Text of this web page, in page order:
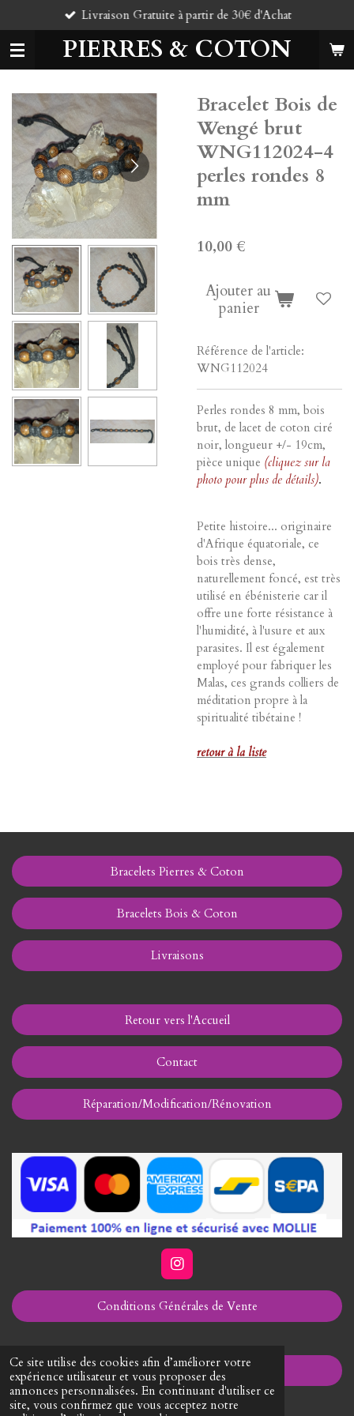
Ce site utilise des cookies afin d’améliorer votre
expérience utilisateur et vous proposer des
annonces personnalisées. En continuant d'utiliser ce
site, vous confirmez que vous acceptez notre
au
contenu
principal
PIERRES & COTON
Livraison Gratuite à partir de 30€ d'Achat
Bracelet Bois de
Wengé brut
WNG112024-4
perles rondes 8
mm
10,00 €
Ajouter au
panier
Référence de l'article:
WNG112024
Perles rondes 8 mm, bois
brut, de lacet de coton ciré
noir, longueur +/- 19cm,
pièce unique (cliquez sur la
photo pour plus de détails).
Petite histoire... originaire
d'Afrique équatoriale, ce
bois très dense,
naturellement foncé, est très
utilisé en ébénisterie car il
offre une forte résistance à
l'humidité, à l'usure et aux
parasites. Il est également
employé pour fabriquer les
Malas, ces grands colliers de
méditation propre à la
spiritualité tibétaine !
retour à la liste
Bracelets Pierres & Coton
Bracelets Bois & Coton
Livraisons
Retour vers l'Accueil
Contact
Réparation/Modification/Rénovation
I
n
t
a
a
m
Conditions Générales de Vente
Mentions Légales